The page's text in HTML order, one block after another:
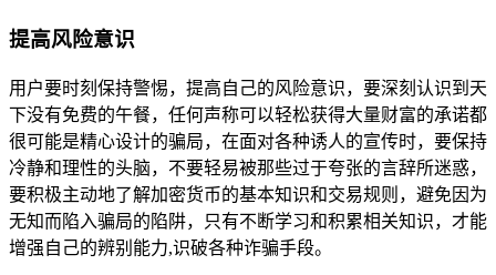
提高风险意识
用户要时刻保持警惕，提高自己的风险意识，要深刻认识到天
下没有免费的午餐，任何声称可以轻松获得大量财富的承诺都
很可能是精心设计的骗局，在面对各种诱人的宣传时，要保持
冷静和理性的头脑，不要轻易被那些过于夸张的言辞所迷惑，
要积极主动地了解加密货币的基本知识和交易规则，避免因为
无知而陷入骗局的陷阱，只有不断学习和积累相关知识，才能
增强自己的辨别能力,识破各种诈骗手段。